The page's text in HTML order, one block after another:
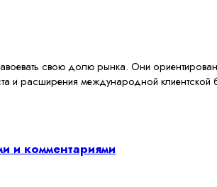
свою долю рынка. Они
и расширения международной
и комментариями